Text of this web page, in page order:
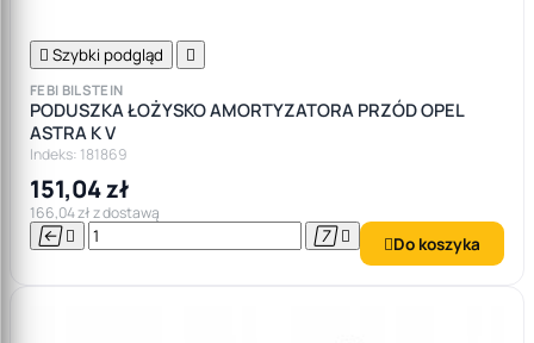
 Szybki podgląd 
FEBI BILSTEIN
PODUSZKA ŁOŻYSKO AMORTYZATORA PRZÓD OPEL
ASTRA K V
Indeks: 181869
151,04 zł
166,04 zł z dostawą
    Do koszyka